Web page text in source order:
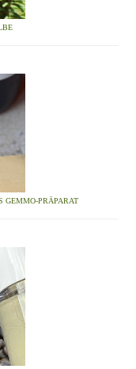
GEMMO-PRÄPARAT